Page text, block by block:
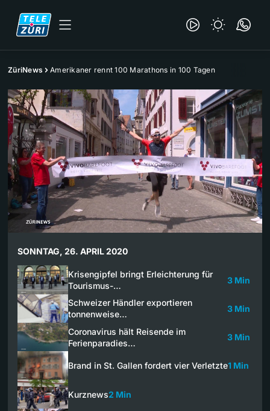
ZüriNews Amerikaner rennt 100 Marathons in 100 Tagen
SONNTAG, 26. APRIL 2020
Krisengipfel bringt Erleichterung für
Tourismus-…
3 Min
Schweizer Händler exportieren
tonnenweise…
3 Min
Coronavirus hält Reisende im
Ferienparadies…
3 Min
Brand in St. Gallen fordert vier Verletzte1 Min
Kurznews2 Min